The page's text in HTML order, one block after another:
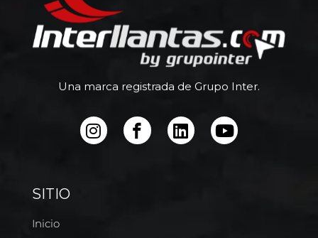
Una marca registrada de Grupo Inter.
SITIO
Inicio